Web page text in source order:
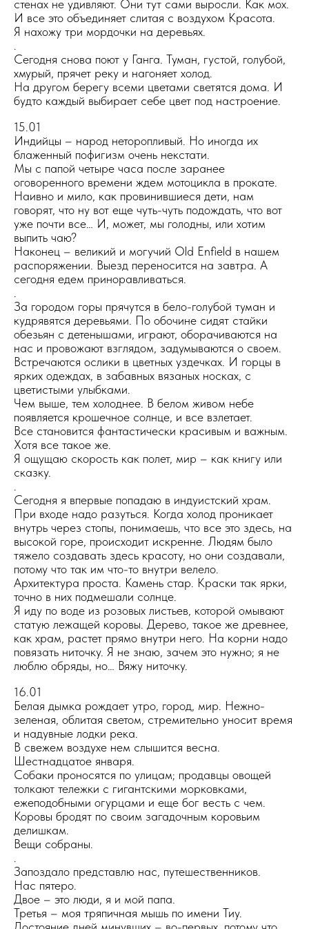
стенах не удивляют. Они тут сами выросли. Как мох.
И все это объединяет слитая с воздухом Красота.
Я нахожу три мордочки на деревьях.
Сегодня снова поют у Ганга. Туман, густой, голубой,
хмурый, прячет реку и нагоняет холод.
На другом берегу всеми цветами светятся дома. И
будто каждый выбирает себе цвет под настроение.
15.01
Индийцы – народ неторопливый. Но иногда их
блаженный пофигизм очень некстати.
Мы с папой четыре часа после заранее
оговоренного времени ждем мотоцикла в прокате.
Наивно и мило, как провинившиеся дети, нам
говорят, что ну вот еще чуть-чуть подождать, что вот
уже почти все… И, может, мы голодны, или хотим
выпить чаю?
Наконец – великий и могучий Old Enfield в нашем
распоряжении. Выезд переносится на завтра. А
сегодня едем приноравливаться.
За городом горы прячутся в бело-голубой туман и
кудрявятся деревьями. По обочине сидят стайки
обезьян с детенышами, играют, оборачиваются на
нас и провожают взглядом, задумываются о своем.
Встречаются ослики в цветных уздечках. И горцы в
ярких одеждах, в забавных вязаных носках, с
цветистыми улыбками.
Чем выше, тем холоднее. В белом живом небе
появляется крошечное солнце, и все взлетает.
Все становится фантастически красивым и важным.
Хотя все такое же.
Я ощущаю скорость как полет, мир – как книгу или
сказку.
Сегодня я впервые попадаю в индуистский храм.
При входе надо разуться. Когда холод проникает
внутрь через стопы, понимаешь, что все это здесь, на
высокой горе, происходит искренне. Людям было
тяжело создавать здесь красоту, но они создавали,
потому что так им что-то внутри велело.
Архитектура проста. Камень стар. Краски так ярки,
точно в них подмешали солнце.
Я иду по воде из розовых листьев, которой омывают
статую лежащей коровы. Дерево, такое же древнее,
как храм, растет прямо внутри него. На корни надо
повязать ниточку. Я не знаю, зачем это нужно; я не
люблю обряды, но… Вяжу ниточку.
16.01
Белая дымка рождает утро, город, мир. Нежно-
зеленая, облитая светом, стремительно уносит время
и надувные лодки река.
В свежем воздухе нем слышится весна.
Шестнадцатое января.
Собаки проносятся по улицам; продавцы овощей
толкают тележки с гигантскими морковками,
ежеподобными огурцами и еще бог весть с чем.
Коровы бродят по своим загадочным коровьим
делишкам.
Вещи собраны.
Запоздало представлю нас, путешественников.
Нас пятеро.
Двое – это люди, я и мой папа.
Третья – моя тряпичная мышь по имени Тиу.